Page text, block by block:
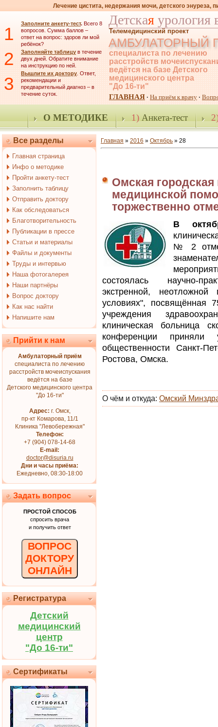
Лечение цистита, недержания мочи, детского энуреза,
1 Заполните анкету-тест. Всего 8
вопросов. Сумма баллов –
ответ на вопрос: здоров ли мой
ребёнок?
2 Заполняйте таблицу в течение
двух дней. Обратите внимание
на инструкцию по ней.
3 Вышлите их доктору. Ответ,
рекомендации и
предварительный диагноз – в
течение суток.
Детская урология
Телемедицинский проект
АМБУЛАТОРНЫЙ
специалиста по лечению
расстройств
ведётся на базе Детского
медицинского центра
"До 16-ти"
ГЛАВНАЯ · На приём к врачу ·
О МЕТОДИКЕ 1)Анкета-тест
Все разделы
Главная страница
Инфо о методике
Пройти анкету-тест
Заполнить таблицу
Отправить доктору
Как обследоваться
Благотворительность
Публикации в прессе
Статьи и материалы
Файлы и документы
Труды и интервью
Наша фотогалерея
Наши партнёры
Вопрос доктору
Как нас найти
Напишите нам
Прийти к нам
Амбулаторный приём
специалиста по лечению
расстройств мочеиспускания
ведётся на базе
Детского медицинского центра
"До 16-ти"
Адрес: г. Омск,
пр-кт Комарова, 11/1
Клиника "Левобережная"
Телефон:
+7 (904) 078-14-68
E-mail:
doctor@disuria.ru
Дни и часы приёма:
Ежедневно, 08:30-18:00
Задать вопрос
ПРОСТОЙ СПОСОБ
спросить врача
и получить ответ
ВОПРОС
ДОКТОРУ
ОНЛАЙН
Регистратура
Детский
медицинский
центр
"До 16-ти"
Сертификаты
Главная » 2016 » Октябрь » 28
Омская
медицинской
торжественно
В
№ 2
состоялась научно-
экстренной,
условиях", посвящённая
учреждения
клиническая
конференции приняли
общественности Санкт-
Ростова, Омска.
О чём и откуда: Омский